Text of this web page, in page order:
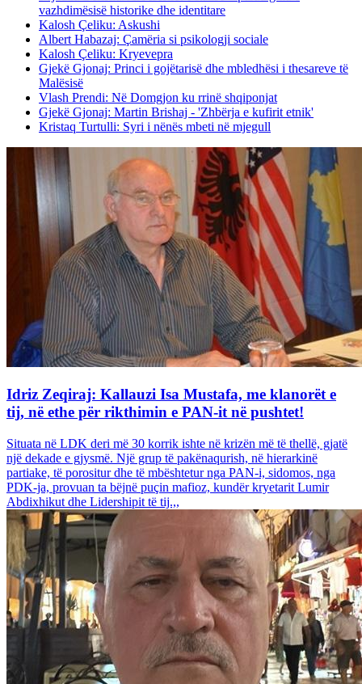
vazhdimësisë historike dhe identitare
Kalosh Çeliku: Askushi
Albert Habazaj: Çamëria si psikologji sociale
Kalosh Çeliku: Kryevepra
Gjekë Gjonaj: Princi i gojëtarisë dhe mbledhësi i thesareve të
Malësisë
Vlash Prendi: Në Domgjon ku rrinë shqiponjat
Gjekë Gjonaj: Martin Brishaj - 'Zhbërja e kufirit etnik'
Kristaq Turtulli: Syri i nënës mbeti në mjegull
Idriz Zeqiraj: Kallauzi Isa Mustafa, me klanorët e
tij, në ethe për rikthimin e PAN-it në pushtet!
Situata në LDK deri më 30 korrik ishte në krizën më të thellë, gjatë
një dekade e gjysmë. Një grup të pakënaqurish, në hierarkinë
partiake, të porositur dhe të mbështetur nga PAN-i, sidomos, nga
PDK-ja, provuan ta bëjnë puçin mafioz, kundër kryetarit Lumir
Abdixhikut dhe Lidershipit të tij.,,